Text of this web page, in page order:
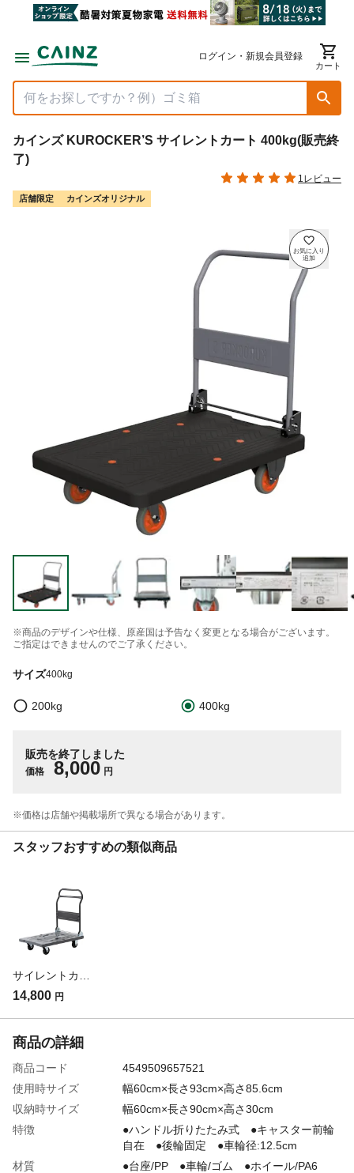
ログイン・新規会員登録
カート
カインズ KUROCKER’S サイレントカート 400kg(販売終
了)
1レビュー
店舗限定 カインズオリジナル
※商品のデザインや仕様、原産国は予告なく変更となる場合がございます。
ご指定はできませんのでご了承ください。
サイズ400kg
200kg 400kg
販売を終了しました
価格 8,000 円
※価格は​店舗や​掲載場所で​異なる​場合が​あります。
スタッフおすすめの類似商品
14,800 円
商品の詳細
商品コード
4549509657521
使用時サイズ
幅60cm×長さ93cm×高さ85.6cm
収納時サイズ
幅60cm×長さ90cm×高さ30cm
特徴
●ハンドル折りたたみ式 ●キャスター前輪
自在 ●後輪固定 ●車輪径:12.5cm
材質
●台座/PP ●車輪/ゴム ●ホイール/PA6